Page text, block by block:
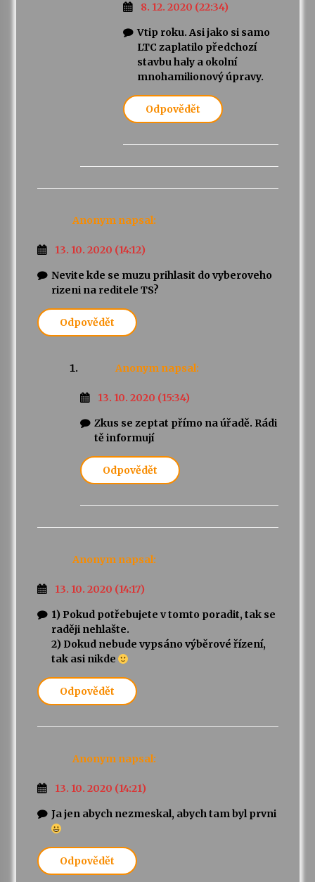
8. 12. 2020 (22:34)
Vtip roku. Asi jako si samo
LTC zaplatilo předchozí
stavbu haly a okolní
mnohamilionový úpravy.
Odpovědět
Anonym napsal:
13. 10. 2020 (14:12)
Nevite kde se muzu prihlasit do vyberoveho
rizeni na reditele TS?
Odpovědět
Anonym napsal:
13. 10. 2020 (15:34)
Zkus se zeptat přímo na úřadě. Rádi
tě informují
Odpovědět
Anonym napsal:
13. 10. 2020 (14:17)
1) Pokud potřebujete v tomto poradit, tak se
raději nehlašte.
2) Dokud nebude vypsáno výběrové řízení,
tak asi nikde
Odpovědět
Anonym napsal:
13. 10. 2020 (14:21)
Ja jen abych nezmeskal, abych tam byl prvni
Odpovědět